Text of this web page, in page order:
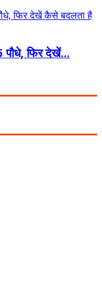
पौधे, फिर देखें...